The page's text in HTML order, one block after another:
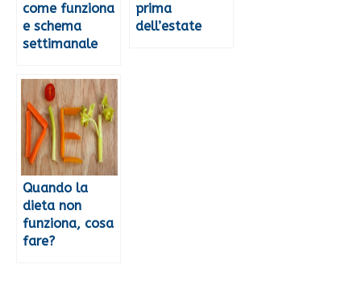
come funziona
e schema
settimanale
prima
dell’estate
Quando la
dieta non
funziona, cosa
fare?